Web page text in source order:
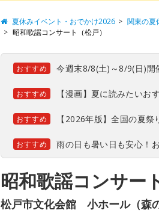
夏休みイベント・おでかけ2026 関東の夏
昭和歌謡コンサート（松戸）
おすすめ 今週末8/8(土)～8/9(日)開
おすすめ 【漫画】夏に読みたいお
おすすめ 【2026年版】全国の夏
おすすめ 雨の日も暑い日も安心！
昭和歌謡コンサー
松戸市文化会館 小ホール（森